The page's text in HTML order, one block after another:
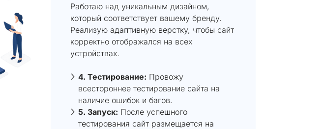
Работаю над уникальным дизайном,
который соответствует вашему бренду.
Реализую адаптивную верстку, чтобы сайт
корректно отображался на всех
устройствах.
4. Тестирование: Провожу
всестороннее тестирование сайта на
наличие ошибок и багов.
5. Запуск: После успешного
тестирования сайт размещается на